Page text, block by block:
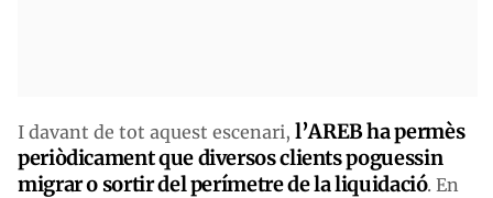
I davant de tot aquest escenari, l’AREB ha permès
periòdicament que diversos clients poguessin
migrar o sortir del perímetre de la liquidació. En